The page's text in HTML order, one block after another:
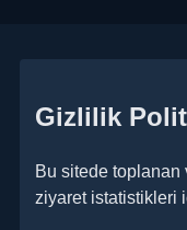
Gizlilik
Bu sitede toplanan
ziyaret istatistikleri